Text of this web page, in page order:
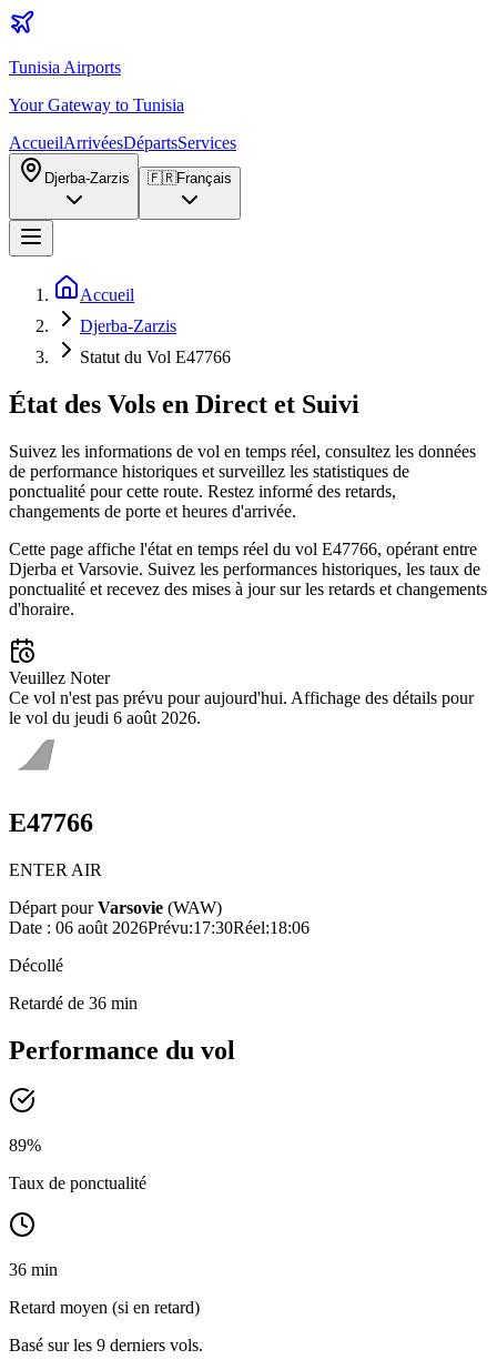
Tunisia Airports
Your Gateway to Tunisia
AccueilArrivéesDépartsServices
Djerba-Zarzis 🇫🇷Français
Accueil
Djerba-Zarzis
Statut du Vol E47766
État des Vols en Direct et Suivi
Suivez les informations de vol en temps réel, consultez les données
de performance historiques et surveillez les statistiques de
ponctualité pour cette route. Restez informé des retards,
changements de porte et heures d'arrivée.
Cette page affiche l'état en temps réel du vol E47766, opérant entre
Djerba et Varsovie. Suivez les performances historiques, les taux de
ponctualité et recevez des mises à jour sur les retards et changements
d'horaire.
Veuillez Noter
Ce vol n'est pas prévu pour aujourd'hui. Affichage des détails pour
le vol du jeudi 6 août 2026.
E47766
ENTER AIR
Départ pour Varsovie (WAW)
Date : 06 août 2026Prévu:17:30Réel:18:06
Décollé
Retardé de 36 min
Performance du vol
89%
Taux de ponctualité
36 min
Retard moyen (si en retard)
Basé sur les 9 derniers vols.